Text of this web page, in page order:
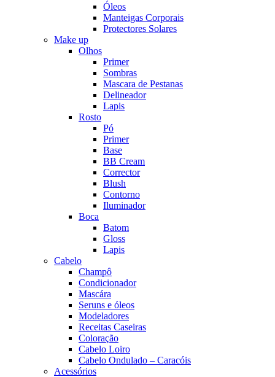
Óleos
Manteigas Corporais
Protectores Solares
Make up
Olhos
Primer
Sombras
Mascara de Pestanas
Delineador
Lapis
Rosto
Pó
Primer
Base
BB Cream
Corrector
Blush
Contorno
Iluminador
Boca
Batom
Gloss
Lapis
Cabelo
Champô
Condicionador
Mascára
Seruns e óleos
Modeladores
Receitas Caseiras
Coloração
Cabelo Loiro
Cabelo Ondulado – Caracóis
Acessórios